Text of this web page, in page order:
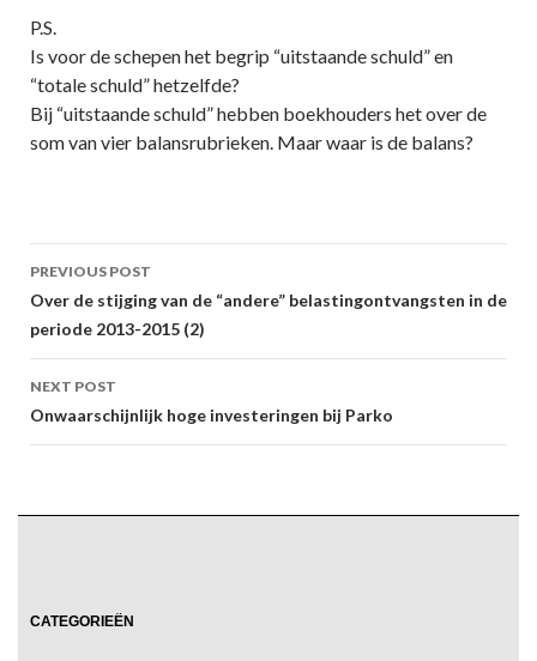
P.S.
Is voor de schepen het begrip “uitstaande schuld” en
“totale schuld” hetzelfde?
Bij “uitstaande schuld” hebben boekhouders het over de
som van vier balansrubrieken. Maar waar is de balans?
Post
navigation
PREVIOUS POST
Over de stijging van de “andere” belastingontvangsten in de
periode 2013-2015 (2)
NEXT POST
Onwaarschijnlijk hoge investeringen bij Parko
CATEGORIEËN